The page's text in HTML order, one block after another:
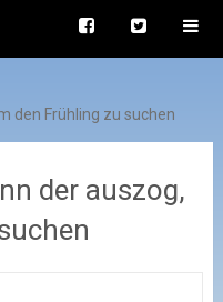
den Frühling zu suchen
der auszog,